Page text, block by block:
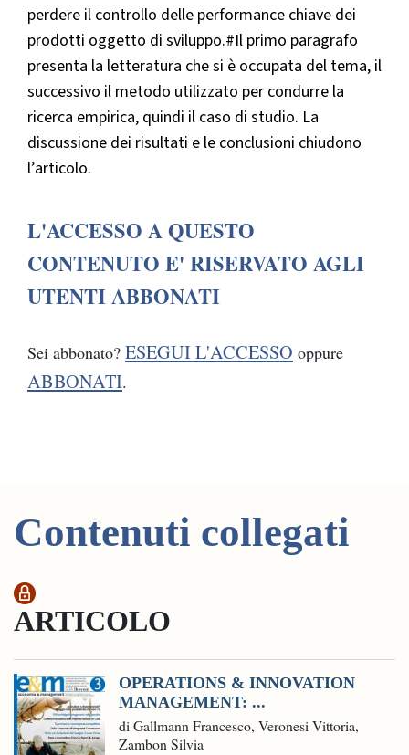
perdere il controllo delle performance chiave dei
prodotti oggetto di sviluppo.#Il primo paragrafo
presenta la letteratura che si è occupata del tema, il
successivo il metodo utilizzato per condurre la
ricerca empirica, quindi il caso di studio. La
discussione dei risultati e le conclusioni chiudono
l’articolo.
L'ACCESSO A QUESTO
CONTENUTO E' RISERVATO AGLI
UTENTI ABBONATI
Sei abbonato? ESEGUI L'ACCESSO oppure
ABBONATI.
Contenuti collegati
ARTICOLO
OPERATIONS & INNOVATION
MANAGEMENT: ...
di Gallmann Francesco, Veronesi Vittoria,
Zambon Silvia